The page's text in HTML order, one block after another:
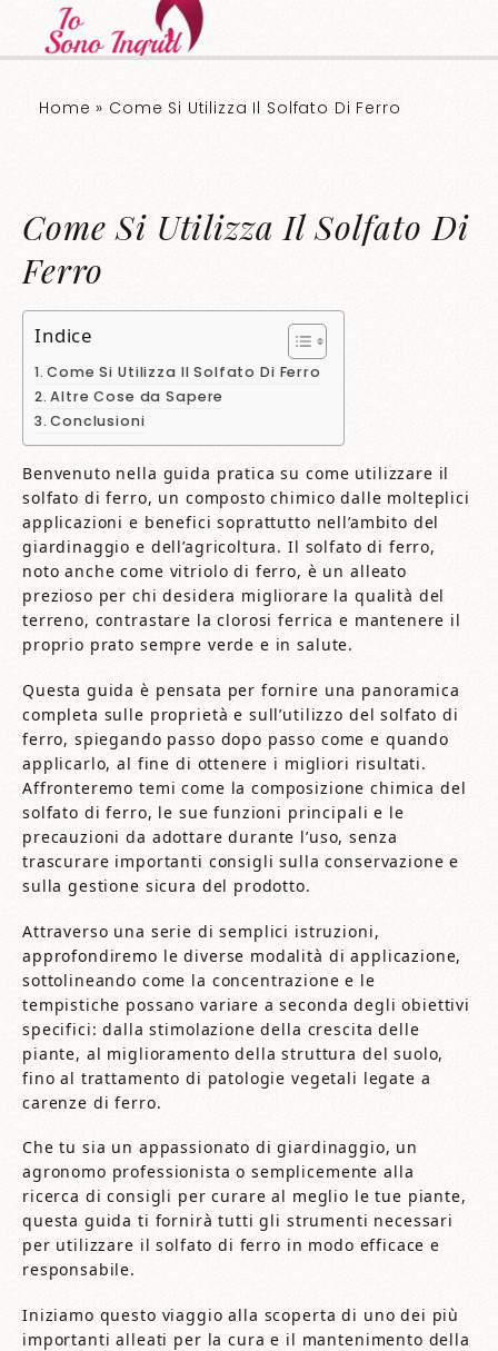
Home » Come Si Utilizza Il Solfato Di Ferro
Come Si Utilizza Il Solfato Di
Ferro
Indice
Come Si Utilizza Il Solfato Di Ferro
Altre Cose da Sapere
Conclusioni
Benvenuto nella guida pratica su come utilizzare il
solfato di ferro, un composto chimico dalle molteplici
applicazioni e benefici soprattutto nell’ambito del
giardinaggio e dell’agricoltura. Il solfato di ferro,
noto anche come vitriolo di ferro, è un alleato
prezioso per chi desidera migliorare la qualità del
terreno, contrastare la clorosi ferrica e mantenere il
proprio prato sempre verde e in salute.
Questa guida è pensata per fornire una panoramica
completa sulle proprietà e sull’utilizzo del solfato di
ferro, spiegando passo dopo passo come e quando
applicarlo, al fine di ottenere i migliori risultati.
Affronteremo temi come la composizione chimica del
solfato di ferro, le sue funzioni principali e le
precauzioni da adottare durante l’uso, senza
trascurare importanti consigli sulla conservazione e
sulla gestione sicura del prodotto.
Attraverso una serie di semplici istruzioni,
approfondiremo le diverse modalità di applicazione,
sottolineando come la concentrazione e le
tempistiche possano variare a seconda degli obiettivi
specifici: dalla stimolazione della crescita delle
piante, al miglioramento della struttura del suolo,
fino al trattamento di patologie vegetali legate a
carenze di ferro.
Che tu sia un appassionato di giardinaggio, un
agronomo professionista o semplicemente alla
ricerca di consigli per curare al meglio le tue piante,
questa guida ti fornirà tutti gli strumenti necessari
per utilizzare il solfato di ferro in modo efficace e
responsabile.
Iniziamo questo viaggio alla scoperta di uno dei più
importanti alleati per la cura e il mantenimento della